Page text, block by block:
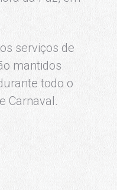
serviços de
mantidos
todo o
Carnaval.